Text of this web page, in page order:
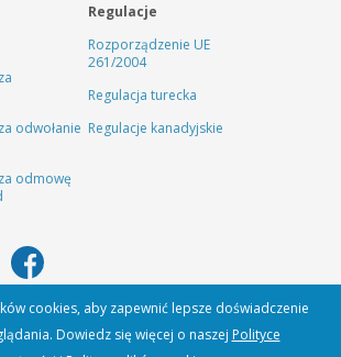
odwołanie
odmowę
Regulacje
Rozporządzenie UE
261/2004
Regulacja turecka
Regulacje kanadyjskie
cookies, aby zapewnić lepsze doświadczenie
Dowiedz się więcej o naszej Polityce